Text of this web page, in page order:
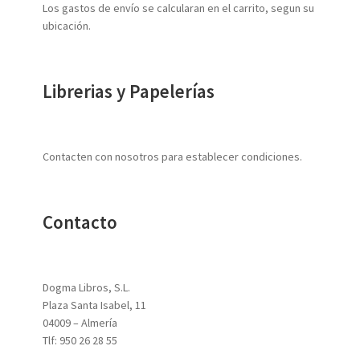
Los gastos de envío se calcularan en el carrito, segun su
ubicación.
Librerias y Papelerías
Contacten con nosotros para establecer condiciones.
Contacto
Dogma Libros, S.L.
Plaza Santa Isabel, 11
04009 – Almería
Tlf: 950 26 28 55